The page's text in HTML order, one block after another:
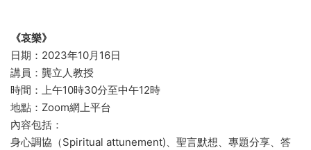
《哀樂》
日期：2023年10月16日
講員：龔立人教授
時間：上午10時30分至中午12時
地點：Zoom網上平台
內容包括：
身心調協（Spiritual attunement)、聖言默想、專題分享、答